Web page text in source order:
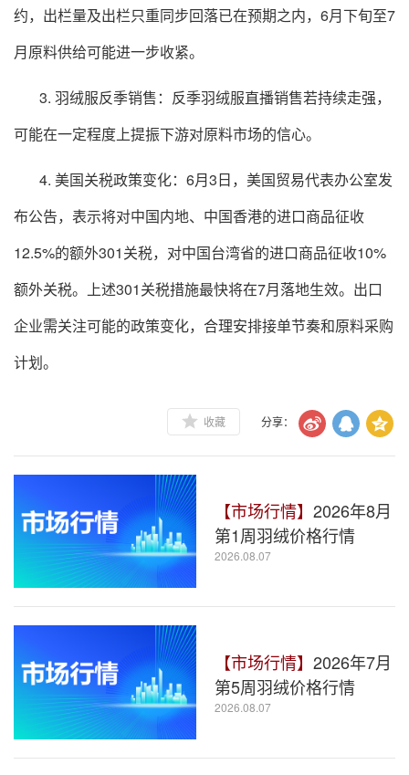
约，出栏量及出栏只重同步回落已在预期之内，6月下旬至7
月原料供给可能进一步收紧。
3. 羽绒服反季销售：反季羽绒服直播销售若持续走强，
可能在一定程度上提振下游对原料市场的信心。
4. 美国关税政策变化：6月3日，美国贸易代表办公室发
布公告，表示将对中国内地、中国香港的进口商品征收
12.5%的额外301关税，对中国台湾省的进口商品征收10%
额外关税。上述301关税措施最快将在7月落地生效。出口
企业需关注可能的政策变化，合理安排接单节奏和原料采购
计划。
收藏 分享：
【市场行情】 2026年8月
第1周羽绒价格行情
2026.08.07
【市场行情】 2026年7月
第5周羽绒价格行情
2026.08.07